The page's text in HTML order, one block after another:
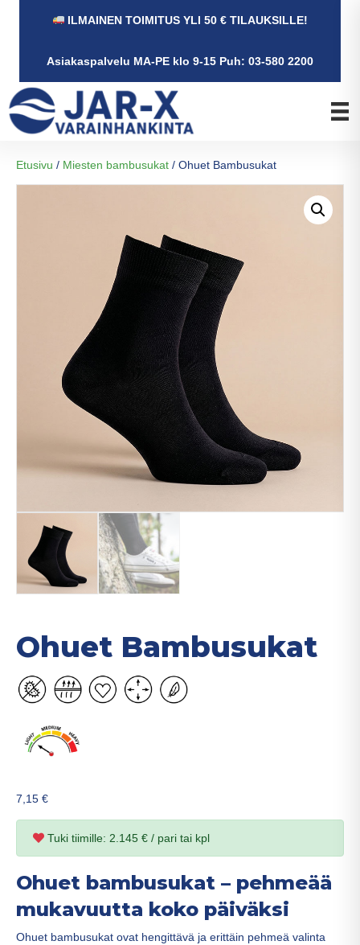
ILMAINEN TOIMITUS YLI 50 € TILAUKSILLE!
Asiakaspalvelu MA-PE klo 9-15 Puh: 03-580 2200
Etusivu / Miesten bambusukat / Ohuet Bambusukat
Ohuet Bambusukat
7,15 €
Tuki tiimille: 2.145 € / pari tai kpl
Ohuet bambusukat – pehmeää
mukavuutta koko päiväksi
Ohuet bambusukat ovat hengittävä ja erittäin pehmeä valinta